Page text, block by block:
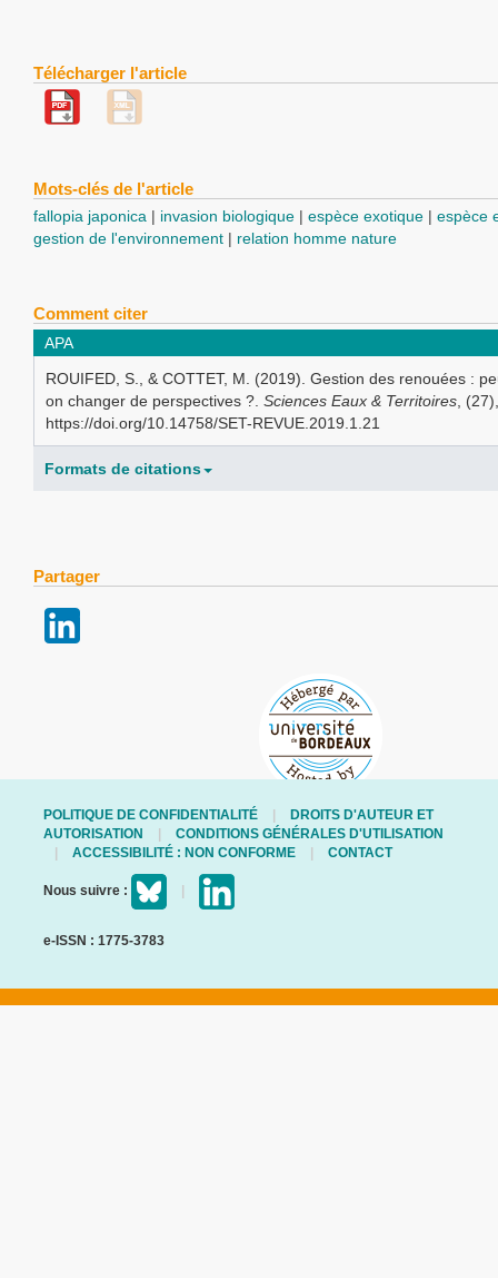
Télécharger l'article
Mots-clés de l'article
fallopia japonica invasion biologique espèce exotique
espèce
gestion de l'environnement
relation homme nature
Comment citer
APA
ROUIFED, S., & COTTET, M. (2019). Gestion des renouées :
on changer de perspectives ?. Sciences Eaux & Territoires,
https://doi.org/10.14758/SET-REVUE.2019.1.21
Formats de citations
Partager
POLITIQUE DE CONFIDENTIALITÉ
DROITS D'AUTEUR ET
AUTORISATION
CONDITIONS GÉNÉRALES D'UTILISATION
ACCESSIBILITÉ : NON CONFORME
CONTACT
Nous suivre :
e-ISSN : 1775-3783